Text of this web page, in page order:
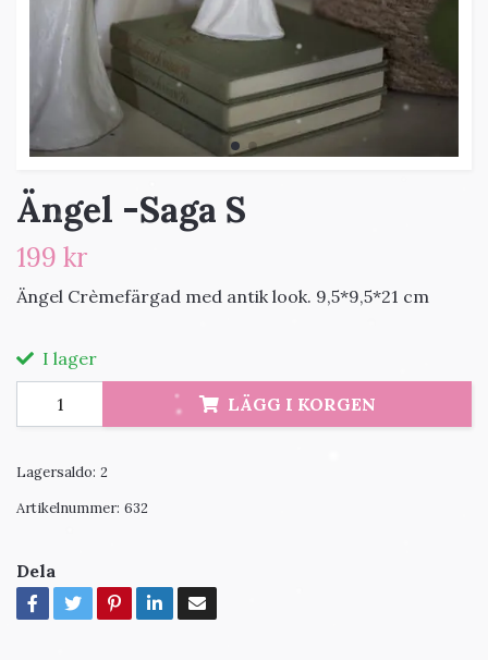
Ängel -Saga S
199 kr
Ängel Crèmefärgad med antik look. 9,5*9,5*21 cm
I lager
LÄGG I KORGEN
Lagersaldo: 2
Artikelnummer: 632
Dela